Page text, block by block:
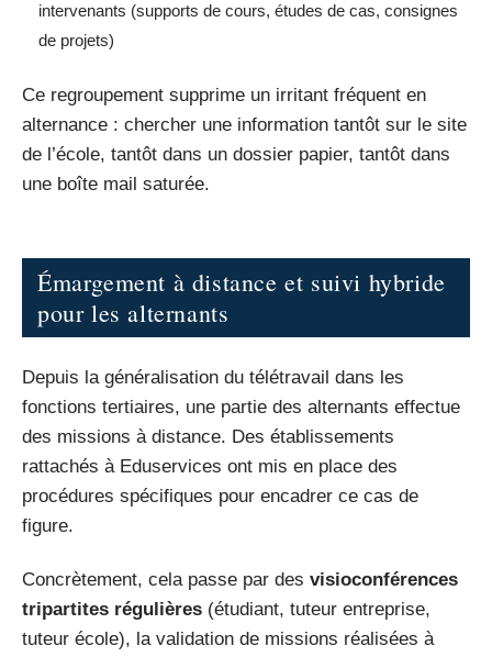
intervenants (supports de cours, études de cas, consignes
de projets)
Ce regroupement supprime un irritant fréquent en
alternance : chercher une information tantôt sur le site
de l’école, tantôt dans un dossier papier, tantôt dans
une boîte mail saturée.
Émargement à distance et suivi hybride
pour les alternants
Depuis la généralisation du télétravail dans les
fonctions tertiaires, une partie des alternants effectue
des missions à distance. Des établissements
rattachés à Eduservices ont mis en place des
procédures spécifiques pour encadrer ce cas de
figure.
Concrètement, cela passe par des visioconférences
tripartites régulières (étudiant, tuteur entreprise,
tuteur école), la validation de missions réalisées à